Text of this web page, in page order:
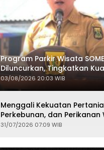
Program Parkir Wisata
Diluncurkan, Tingkatkan
Kepariwisataan
03/08/2026 20:03 WIB
Menggali Kekuatan
Perkebunan, dan
31/07/2026 07:09 WIB